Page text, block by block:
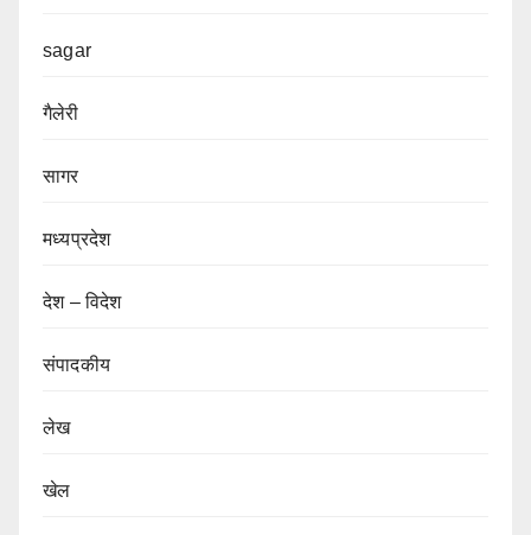
sagar
गैलेरी
सागर
मध्यप्रदेश
देश – विदेश
संपादकीय
लेख
खेल